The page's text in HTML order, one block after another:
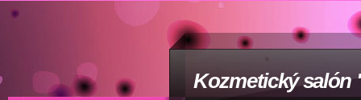
Kozmetický salón